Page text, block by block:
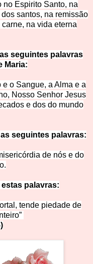
no Espirito Santo, na
santos, na remissão
na vida eterna
seguintes palavras
Maria:
o Sangue, a Alma e a
Nosso Senhor Jesus
e dos do mundo
seguintes palavras:
de nós e do
estas palavras:
tende piedade de